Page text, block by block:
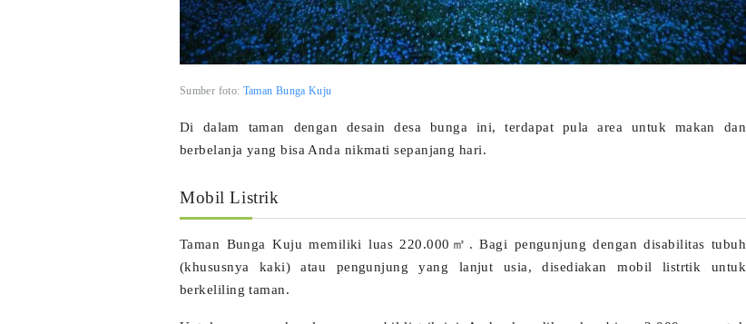
Sumber foto: Taman Bunga Kuju
Di dalam taman dengan desain desa bunga ini, terdapat pula area untuk makan dan
berbelanja yang bisa Anda nikmati sepanjang hari.
Mobil Listrik
Taman Bunga Kuju memiliki luas 220.000㎡. Bagi pengunjung dengan disabilitas tubuh
(khususnya kaki) atau pengunjung yang lanjut usia, disediakan mobil listrtik untuk
berkeliling taman.